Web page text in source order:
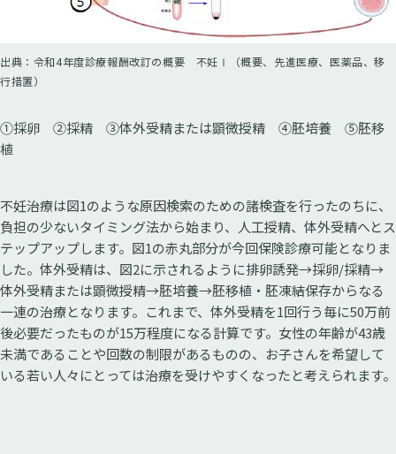
出典：令和4年度診療報酬改訂の概要 不妊Ⅰ（概要、先進医療、医薬品、移
行措置）
①採卵 ②採精 ③体外受精または顕微授精 ④胚培養 ⑤胚移
植
不妊治療は図1のような原因検索のための諸検査を行ったのちに、
負担の少ないタイミング法から始まり、人工授精、体外受精へとス
テップアップします。図1の赤丸部分が今回保険診療可能となりま
した。体外受精は、図2に示されるように排卵誘発→採卵/採精→
体外受精または顕微授精→胚培養→胚移植・胚凍結保存からなる
一連の治療となります。これまで、体外受精を1回行う毎に50万前
後必要だったものが15万程度になる計算です。女性の年齢が43歳
未満であることや回数の制限があるものの、お子さんを希望して
いる若い人々にとっては治療を受けやすくなったと考えられます。